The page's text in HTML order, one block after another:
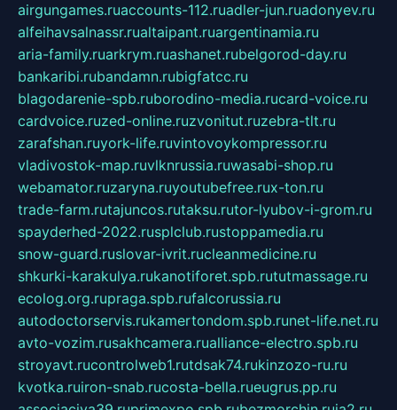
airgungames.ruaccounts-112.ruadler-jun.ruadonyev.ru
alfeihavsalnassr.rualtaipant.ruargentinamia.ru
aria-family.ruarkrym.ruashanet.rubelgorod-day.ru
bankaribi.rubandamn.rubigfatcc.ru
blagodarenie-spb.ruborodino-media.rucard-voice.ru
cardvoice.ruzed-online.ruzvonitut.ruzebra-tlt.ru
zarafshan.ruyork-life.ruvintovoykompressor.ru
vladivostok-map.ruvlknrussia.ruwasabi-shop.ru
webamator.ruzaryna.ruyoutubefree.rux-ton.ru
trade-farm.rutajuncos.rutaksu.rutor-lyubov-i-grom.ru
spayderhed-2022.rusplclub.rustoppamedia.ru
snow-guard.ruslovar-ivrit.rucleanmedicine.ru
shkurki-karakulya.rukanotiforet.spb.rututmassage.ru
ecolog.org.rupraga.spb.rufalcorussia.ru
autodoctorservis.rukamertondom.spb.runet-life.net.ru
avto-vozim.rusakhcamera.rualliance-electro.spb.ru
stroyavt.rucontrolweb1.rutdsak74.rukinzozo-ru.ru
kvotka.ruiron-snab.rucosta-bella.rueugrus.pp.ru